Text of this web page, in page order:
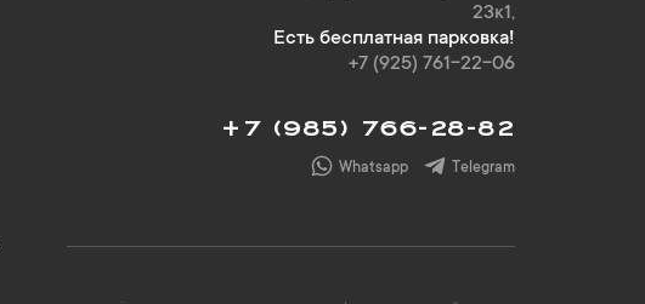
23к1,
Есть бесплатная парковка!
+7 (925) 761-22-06
+7 (985) 766-28-82
Whatsapp Telegram